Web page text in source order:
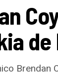
de
Brendan